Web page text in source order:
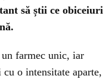
să știi ce obiceiuri
un farmec unic, iar
o intensitate aparte,